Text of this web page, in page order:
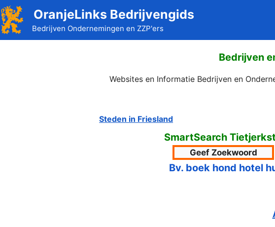
Ga
naar
de
inhoud
OranjeLinks Bedrijvengids
Bedrijven Ondernemingen en ZZP'ers
Bedrijven
Websites en Informatie Bedrijven en
Steden in Friesland
SmartSearch
Bv. boek hond hotel